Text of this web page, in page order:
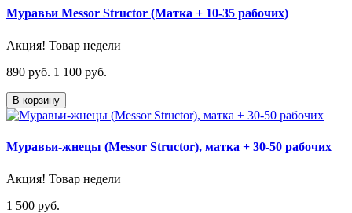
Муравьи Messor Structor (Матка + 10-35 рабочих)
Акция! Товар недели
890 руб. 1 100 руб.
В корзину
Муравьи-жнецы (Messor Structor), матка + 30-50 рабочих
Акция! Товар недели
1 500 руб.